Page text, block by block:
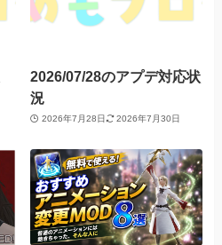
2026/07/28のアプデ対応状
況
2026年7月28日 2026年7月30日